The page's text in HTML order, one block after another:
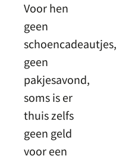
Voor hen
geen
schoencadeautjes,
geen
pakjesavond,
soms is er
thuis zelfs
geen geld
voor een